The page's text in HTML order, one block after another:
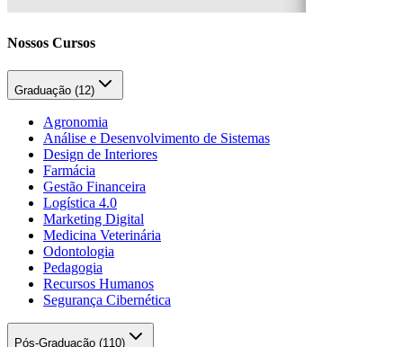
Nossos Cursos
Graduação (12)
Agronomia
Análise e Desenvolvimento de Sistemas
Design de Interiores
Farmácia
Gestão Financeira
Logística 4.0
Marketing Digital
Medicina Veterinária
Odontologia
Pedagogia
Recursos Humanos
Segurança Cibernética
Pós-Graduação (110)